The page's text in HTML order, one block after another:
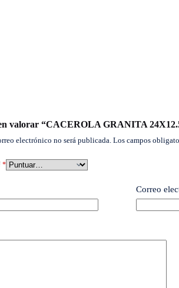
valorar “CACEROLA GRANITA
electrónico no será publicada. Los campos
*
Correo